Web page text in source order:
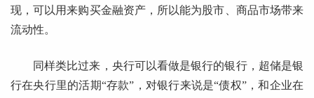
现，可以用来购买金融资产，所以能为股市、商品市场带来
流动性。
同样类比过来，央行可以看做是银行的银行，超储是银
行在央行里的活期“存款”，对银行来说是“债权”，和企业在